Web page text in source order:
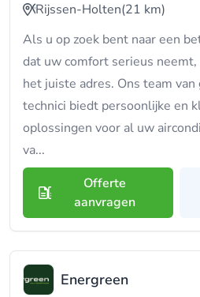
Rijssen-Holten(21 km)
Als u op zoek bent naar een
dat uw comfort serieus neemt,
het juiste adres. Ons team van
technici biedt persoonlijke en
oplossingen voor al uw
va...
Offerte
aanvragen
Energreen